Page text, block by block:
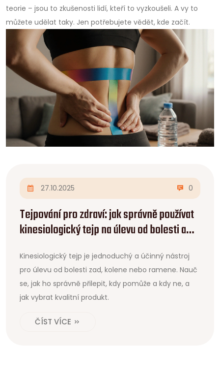
teorie – jsou to zkušenosti lidí, kteří to vyzkoušeli. A vy to
můžete udělat taky. Jen potřebujete vědět, kde začít.
27.10.2025 0
Tejpování pro zdraví: jak správně používat
kinesiologický tejp na úlevu od bolesti a
Kinesiologický tejp je jednoduchý a účinný nástroj
pro úlevu od bolesti zad, kolene nebo ramene. Nauč
se, jak ho správně přilepit, kdy pomůže a kdy ne, a
jak vybrat kvalitní produkt.
ČÍST VÍCE